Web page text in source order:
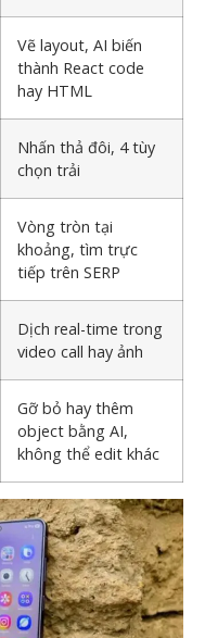
Vẽ layout, AI biến
thành React code
hay HTML
Nhấn thả đôi, 4 tùy
chọn trải
Vòng tròn tại
khoảng, tìm trực
tiếp trên SERP
Dịch real-time trong
video call hay ảnh
Gỡ bỏ hay thêm
object bằng AI,
không thể edit khác